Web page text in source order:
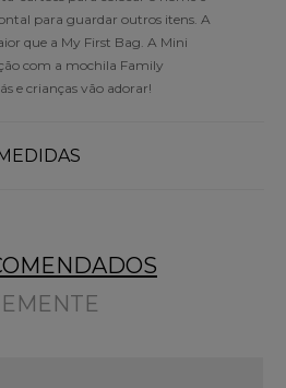
para guardar outros itens. A
que a My First Bag. A Mini
com a mochila Family
e crianças vão adorar!